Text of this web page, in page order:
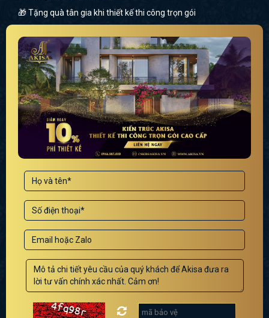
🎁 Tặng quà tân gia khi thiết kế thi công trọn gói